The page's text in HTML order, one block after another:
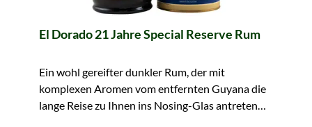
El Dorado 21 Jahre Special Reserve Rum
Ein wohl gereifter dunkler Rum, der mit
komplexen Aromen vom entfernten Guyana die
lange Reise zu Ihnen ins Nosing-Glas antreten